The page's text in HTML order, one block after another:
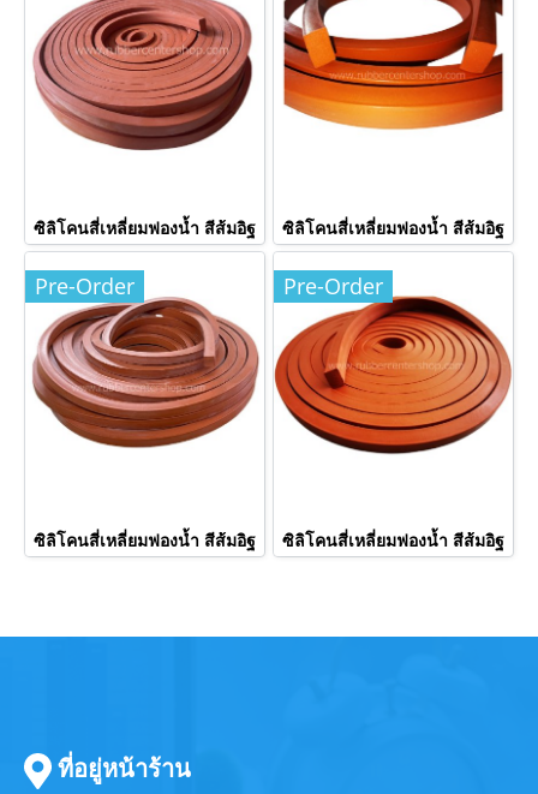
ซิลิโคนสี่เหลี่ยมฟองน้ำ สีส้มอิฐ ซิลิโคนสี่เหลี่ยมฟองน้ำ สีส้มอิฐ
Pre-Order
ซิลิโคนสี่เหลี่ยมฟองน้ำ สีส้มอิฐ
Pre-Order
ซิลิโคนสี่เหลี่ยมฟองน้ำ สีส้มอิฐ
ที่อยู่หน้าร้าน